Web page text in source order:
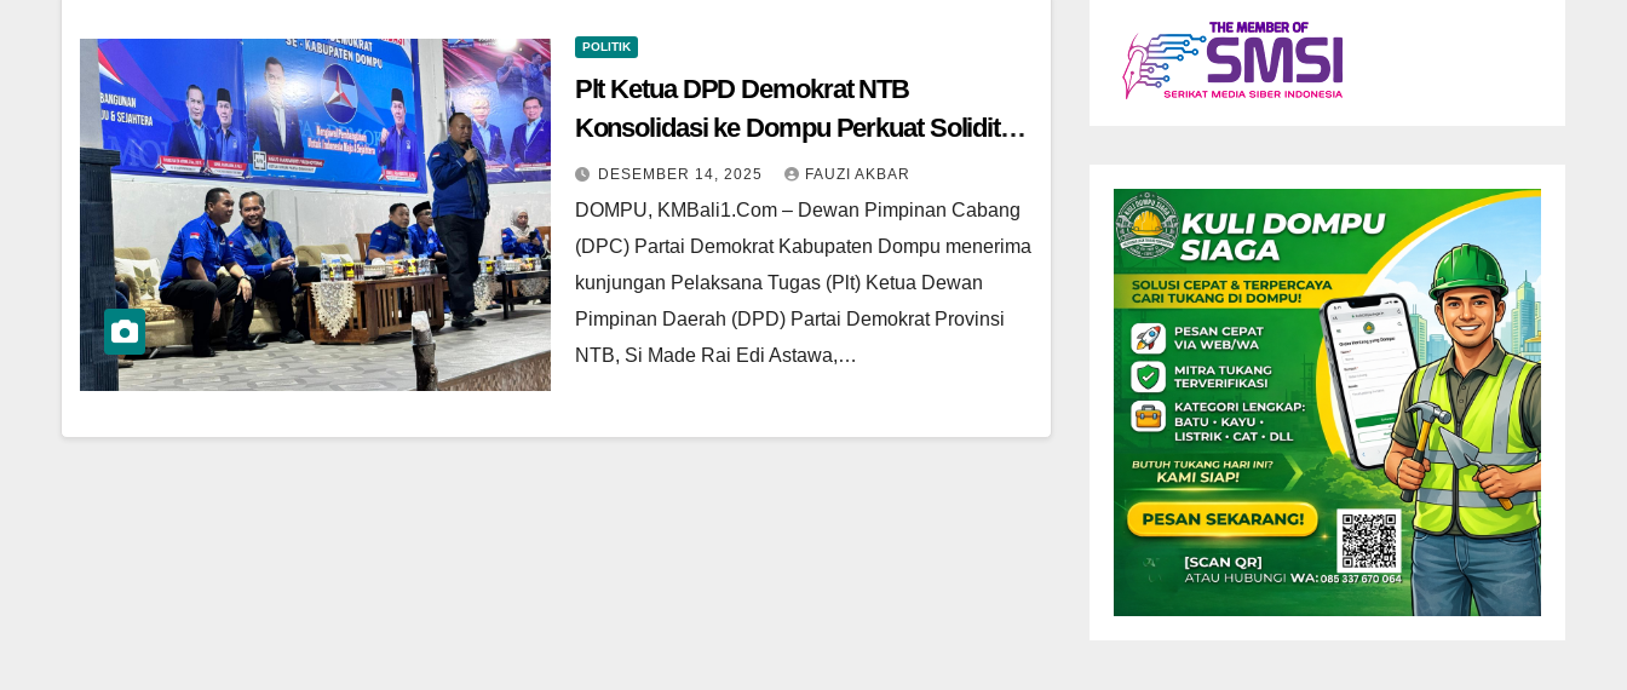
POLITIK
Plt Ketua DPD Demokrat NTB
Konsolidasi ke Dompu Perkuat Soliditas
Kader
DESEMBER 14, 2025 FAUZI AKBAR
DOMPU, KMBali1.Com – Dewan Pimpinan Cabang
(DPC) Partai Demokrat Kabupaten Dompu menerima
kunjungan Pelaksana Tugas (Plt) Ketua Dewan
Pimpinan Daerah (DPD) Partai Demokrat Provinsi
NTB, Si Made Rai Edi Astawa,…